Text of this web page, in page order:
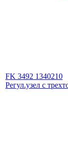
FK 3492 1340210
Регул.узел с